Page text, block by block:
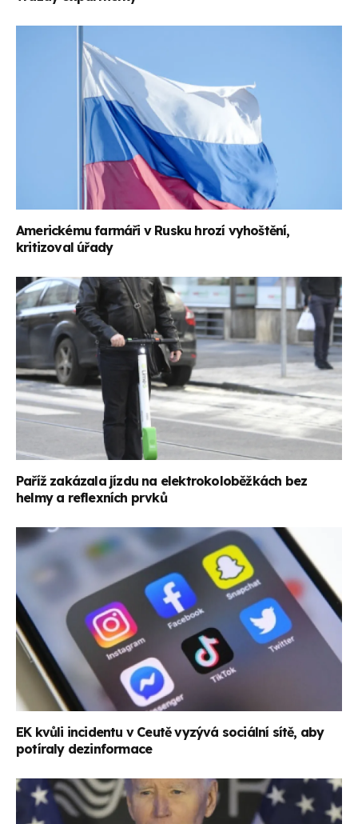
Americkému farmáři v Rusku hrozí vyhoštění,
kritizoval úřady
Paříž zakázala jízdu na elektrokoloběžkách bez
helmy a reflexních prvků
EK kvůli incidentu v Ceutě vyzývá sociální sítě, aby
potíraly dezinformace